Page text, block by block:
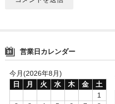
ボウル(ハガル）
ChillCloud(チルクラウド）
オデュマン
営業日カレンダー
今月(2026年8月)
日
月 火 水 木 金
土
1